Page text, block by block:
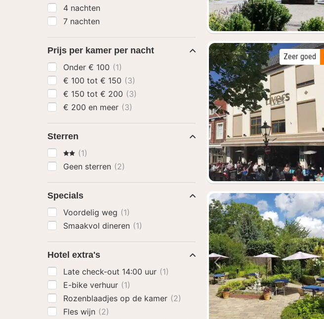
Vorige foto
Zeer goed
Vorige foto
4 nachten
7 nachten
Prijs per kamer per nacht
Onder € 100 (1)
€ 100 tot € 150 (3)
€ 150 tot € 200 (3)
€ 200 en meer (3)
Sterren
2 Sterren
(1)
Geen sterren (2)
Specials
Voordelig weg (1)
Smaakvol dineren (1)
Hotel extra's
Late check-out 14:00 uur (1)
E-bike verhuur (1)
Rozenblaadjes op de kamer (2)
Fles wijn (2)